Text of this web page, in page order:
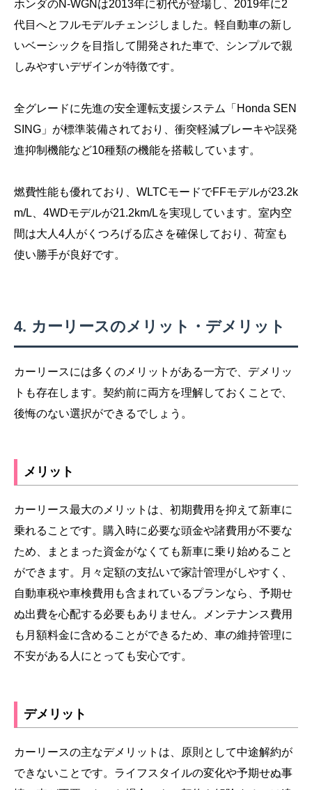
ホンダのN-WGNは2013年に初代が登場し、2019年に2
代目へとフルモデルチェンジしました。軽自動車の新し
いベーシックを目指して開発された車で、シンプルで親
しみやすいデザインが特徴です。
全グレードに先進の安全運転支援システム「Honda SEN
SING」が標準装備されており、衝突軽減ブレーキや誤発
進抑制機能など10種類の機能を搭載しています。
燃費性能も優れており、WLTCモードでFFモデルが23.2k
m/L、4WDモデルが21.2km/Lを実現しています。室内空
間は大人4人がくつろげる広さを確保しており、荷室も
使い勝手が良好です。
カーリースのメリット・デメリット
カーリースには多くのメリットがある一方で、デメリッ
トも存在します。契約前に両方を理解しておくことで、
後悔のない選択ができるでしょう。
メリット
カーリース最大のメリットは、初期費用を抑えて新車に
乗れることです。購入時に必要な頭金や諸費用が不要な
ため、まとまった資金がなくても新車に乗り始めること
ができます。月々定額の支払いで家計管理がしやすく、
自動車税や車検費用も含まれているプランなら、予期せ
ぬ出費を心配する必要もありません。メンテナンス費用
も月額料金に含めることができるため、車の維持管理に
不安がある人にとっても安心です。
デメリット
カーリースの主なデメリットは、原則として中途解約が
できないことです。ライフスタイルの変化や予期せぬ事